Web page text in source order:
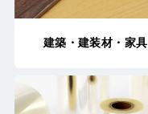
建築・建装材・家具